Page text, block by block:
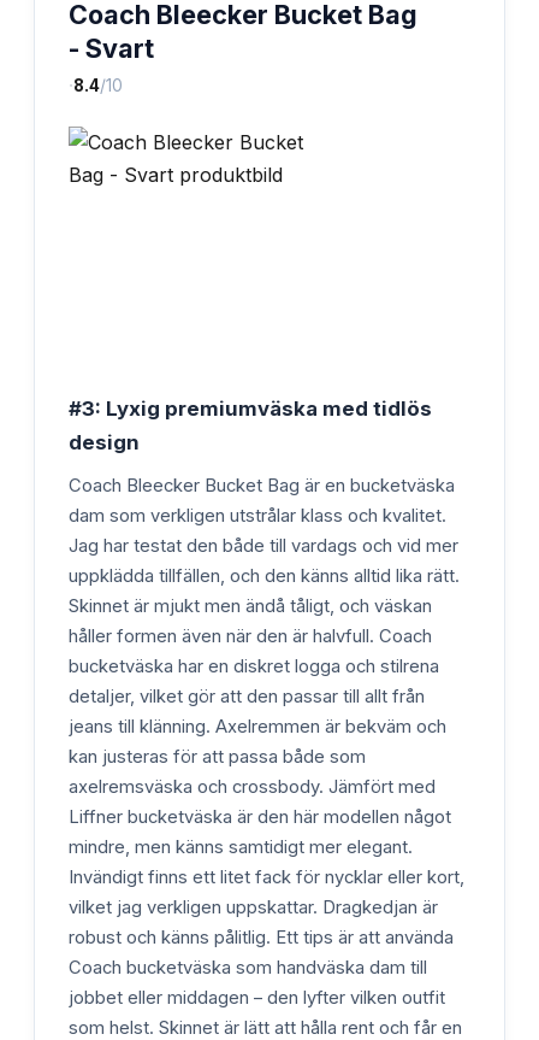
Coach Bleecker Bucket Bag
- Svart
·8.4/10
#3: Lyxig premiumväska med tidlös
design
Coach Bleecker Bucket Bag är en bucketväska
dam som verkligen utstrålar klass och kvalitet.
Jag har testat den både till vardags och vid mer
uppklädda tillfällen, och den känns alltid lika rätt.
Skinnet är mjukt men ändå tåligt, och väskan
håller formen även när den är halvfull. Coach
bucketväska har en diskret logga och stilrena
detaljer, vilket gör att den passar till allt från
jeans till klänning. Axelremmen är bekväm och
kan justeras för att passa både som
axelremsväska och crossbody. Jämfört med
Liffner bucketväska är den här modellen något
mindre, men känns samtidigt mer elegant.
Invändigt finns ett litet fack för nycklar eller kort,
vilket jag verkligen uppskattar. Dragkedjan är
robust och känns pålitlig. Ett tips är att använda
Coach bucketväska som handväska dam till
jobbet eller middagen – den lyfter vilken outfit
som helst. Skinnet är lätt att hålla rent och får en